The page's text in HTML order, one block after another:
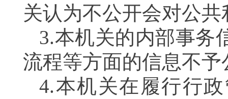
关认为不公开会对公
3.本机关的内部事务
流程等方面的信息不
4.本机关在履行行